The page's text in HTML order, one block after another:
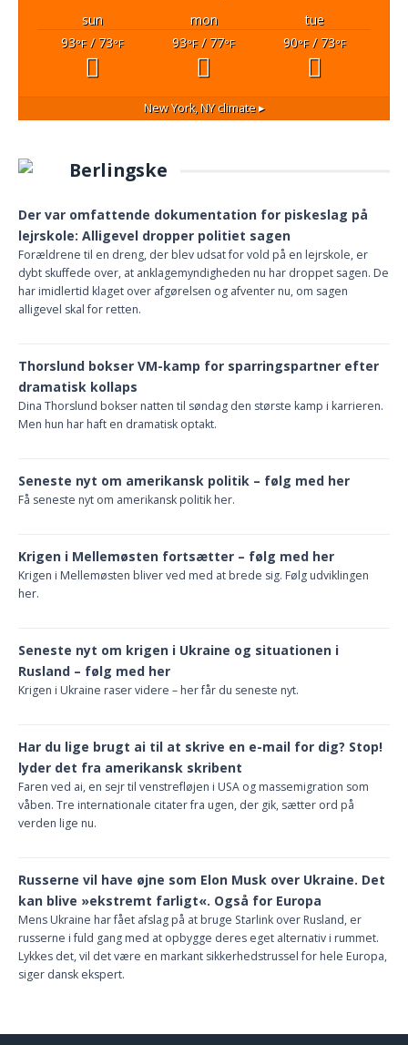
sun mon
tue
93°F/ 73°F 93°F/ 77°F 90°F/ 73°F
New York, NYclimate ▸
Berlingske
Der var omfattende dokumentation for piskeslag på
lejrskole: Alligevel dropper politiet sagen
Forældrene til en dreng, der blev udsat for vold på en lejrskole, er
dybt skuffede over, at anklagemyndigheden nu har droppet sagen. De
har imidlertid klaget over afgørelsen og afventer nu, om sagen
alligevel skal for retten.
Thorslund bokser VM-kamp for sparringspartner efter
dramatisk kollaps
Dina Thorslund bokser natten til søndag den største kamp i karrieren.
Men hun har haft en dramatisk optakt.
Seneste nyt om amerikansk politik – følg med her
Få seneste nyt om amerikansk politik her.
Krigen i Mellemøsten fortsætter – følg med her
Krigen i Mellemøsten bliver ved med at brede sig. Følg udviklingen
her.
Seneste nyt om krigen i Ukraine og situationen i
Rusland – følg med her
Krigen i Ukraine raser videre – her får du seneste nyt.
Har du lige brugt ai til at skrive en e-mail for dig? Stop!
lyder det fra amerikansk skribent
Faren ved ai, en sejr til venstrefløjen i USA og massemigration som
våben. Tre internationale citater fra ugen, der gik, sætter ord på
verden lige nu.
Russerne vil have øjne som Elon Musk over Ukraine. Det
kan blive »ekstremt farligt«. Også for Europa
Mens Ukraine har fået afslag på at bruge Starlink over Rusland, er
russerne i fuld gang med at opbygge deres eget alternativ i rummet.
Lykkes det, vil det være en markant sikkerhedstrussel for hele Europa,
siger dansk ekspert.